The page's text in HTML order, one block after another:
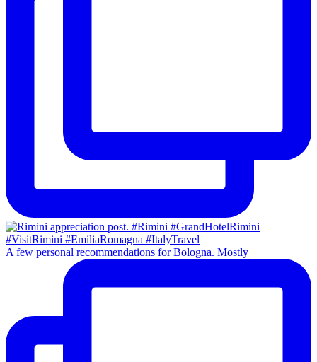
A few personal recommendations for Bologna. Mostly